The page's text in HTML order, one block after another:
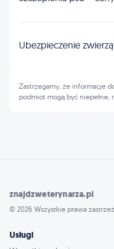
Ubezpieczenie
Zastrzegamy, że informacje
podmiot mogą być niepełne,
znajdzweterynarza.pl
© 2026 Wszystkie prawa
Usługi